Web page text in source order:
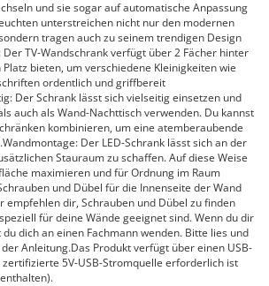
und sie sogar auf automatische Anpassung
unterstreichen nicht nur den modernen
tragen auch zu seinem trendigen Design
Der TV-Wandschrank verfügt über 2 Fächer hinter
bieten, um verschiedene Kleinigkeiten wie
ordentlich und griffbereit
Der Schrank lässt sich vielseitig einsetzen und
auch als Wand-Nachttisch verwenden. Du kannst
kombinieren, um eine atemberaubende
Der LED-Schrank lässt sich an der
Stauraum zu schaffen. Auf diese Weise
maximieren und für Ordnung im Raum
und Dübel für die Innenseite der Wand
empfehlen dir, Schrauben und Dübel zu finden
für deine Wände geeignet sind. Wenn du dir
dich an einen Fachmann wenden. Bitte lies und
Anleitung.Das Produkt verfügt über einen USB-
5V-USB-Stromquelle erforderlich ist